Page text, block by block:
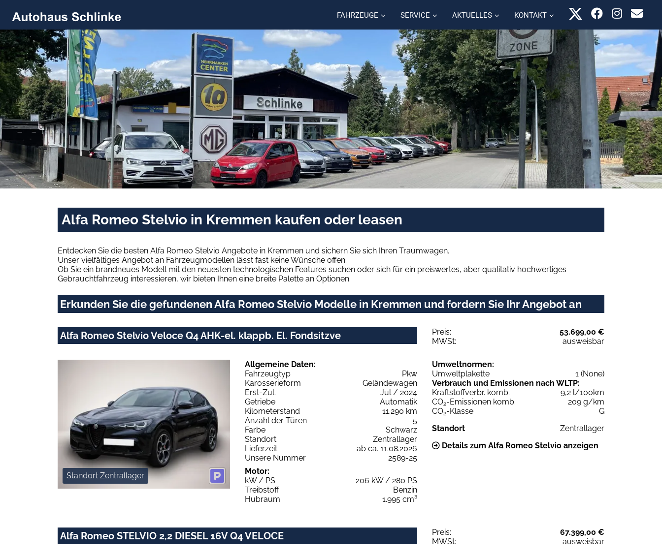
FAHRZEUGE SERVICE AKTUELLES KONTAKT
Alfa Romeo Stelvio in Kremmen kaufen oder leasen
Entdecken Sie die besten Alfa Romeo Stelvio Angebote in Kremmen und sichern Sie sich Ihren Traumwagen.
Unser vielfältiges Angebot an Fahrzeugmodellen lässt fast keine Wünsche offen.
Ob Sie ein brandneues Modell mit den neuesten technologischen Features suchen oder sich für ein preiswertes, aber qualitativ hochwertiges
Gebrauchtfahrzeug interessieren, wir bieten Ihnen eine breite Palette an Optionen.
Erkunden Sie die gefundenen Alfa Romeo Stelvio Modelle in Kremmen und fordern Sie Ihr Angebot an
Alfa Romeo Stelvio Veloce Q4 AHK-el. klappb. El. Fondsitzve Preis:
53.699,00 €
MWSt:
ausweisbar
Standort Zentrallager
Allgemeine Daten:
Fahrzeugtyp
Pkw
Karosserieform
Geländewagen
Erst-Zul.
Jul / 2024
Getriebe
Automatik
Kilometerstand
11.290 km
Anzahl der Türen
5
Farbe
Schwarz
Standort
Zentrallager
Lieferzeit
ab ca. 11.08.2026
Unsere Nummer
2589-25
Motor:
kW / PS
206 kW / 280 PS
Treibstoff
Benzin
Hubraum
1.995 cm³
Umweltnormen:
Umweltplakette
1 (None)
Verbrauch und Emissionen nach WLTP:
Kraftstoffverbr. komb.
9,2 l/100km
CO2-Emissionen komb.
209 g/km
CO2-Klasse
G
Standort
Zentrallager
Details zum Alfa Romeo Stelvio anzeigen
Alfa Romeo STELVIO 2,2 DIESEL 16V Q4 VELOCE Preis:
67.399,00 €
MWSt:
ausweisbar